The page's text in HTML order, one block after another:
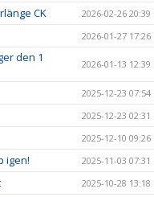
CK 2026-02-26 20:39
2026-01-27 17:26
den 1
2026-01-13 12:39
2025-12-23 07:54
2025-12-23 02:31
2025-12-10 09:26
igen! 2025-11-03 07:31
2025-10-28 13:18